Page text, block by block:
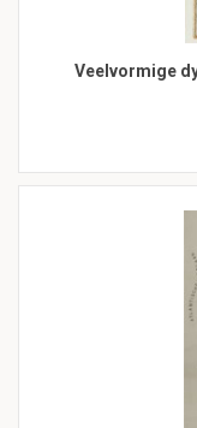
Veelvormige